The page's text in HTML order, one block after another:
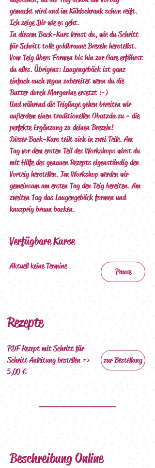
gemacht wird und im Kühlschrank schon reift.
Ich zeige Dir wie es geht.
In diesem Back-Kurs lernst du, wie du Schritt
für Schritt tolle goldbraune Brezeln herstellst.
Vom Teig übers Formen bis hin zur Gare erfährst
du alles. Übrigens: Laugengebäck ist ganz
einfach auch vegan zubereitet wenn du die
Butter durch Margarine ersetzt :-)
Und während die Teiglinge gehen bereiten wir
außerdem einen traditionellen Obatzda zu - die
perfekte Ergänzung zu deinen Brezeln!
Dieser Back-Kurs teilt sich in zwei Teile. Am
Tag vor dem ersten Teil des Workshops wirst du
mit Hilfe des genauen Rezepts eigenständig den
Vorteig herstellen. Im Workshop werden wir
gemeinsam am ersten Tag den Teig bereiten. Am
zweiten Tag das Laugengebäck formen und
knusprig braun backen.
Verfügbare Kurse
Aktuell keine Termine
Pause
Rezepte
PDF Rezept mit Schritt für
Schritt Anleitung bestellen =>
5,00 €
zur Bestellung
Beschreibung Online